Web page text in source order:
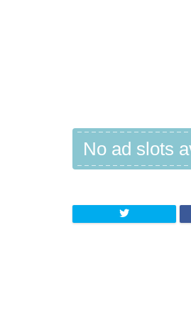
No ad slots